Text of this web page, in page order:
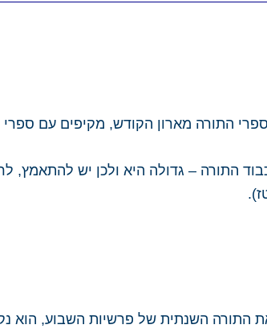
ספרי התורה מארון הקודש, מקיפים עם
התורה – גדולה היא ולכן יש להתאמץ,
התורה השנתית של פרשיות השבוע, הוא